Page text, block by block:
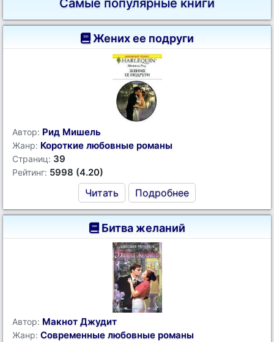
Самые популярные книги
Жених ее подруги
Автор: Рид Мишель
Жанр: Короткие любовные романы
Страниц: 39
Рейтинг: 5998 (4.20)
Читать Подробнее
Битва желаний
Автор: Макнот Джудит
Жанр: Современные любовные романы